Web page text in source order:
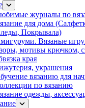
журналы по
для дома
Покрывала)
Вязаные
мотивы крючком,
края
украшения
вязанию для
по вязанию
одежды,